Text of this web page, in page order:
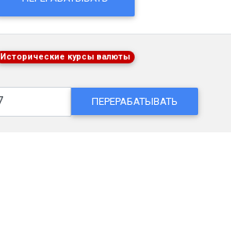
Исторические курсы валюты
ПЕРЕРАБАТЫВАТЬ